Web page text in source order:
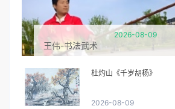
2026-08-09
王伟-书法武术
杜灼山《千岁胡杨》
2026-08-09